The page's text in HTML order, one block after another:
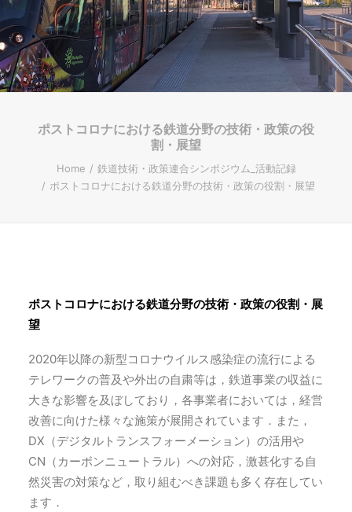
行事案内
表彰
災害関連調査情報
リンク
ポストコロナにおける鉄道分野の技術・政策の役
割・展望
Home
鉄道技術・政策連合シンポジウム_活動記録
ポストコロナにおける鉄道分野の技術・政策の役割・展望
ポストコロナにおける鉄道分野の技術・政策の役割・展
望
2020年以降の新型コロナウイルス感染症の流行による
テレワークの普及や外出の自粛等は，鉄道事業の収益に
大きな影響を及ぼしており，各事業者においては，経営
改善に向けた様々な施策が展開されています．また，
DX（デジタルトランスフォーメーション）の活用や
CN（カーボンニュートラル）への対応，激甚化する自
然災害の対策など，取り組むべき課題も多く存在してい
ます．